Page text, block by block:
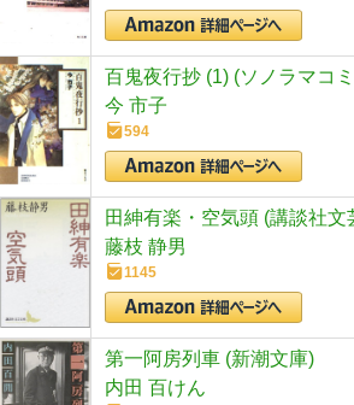
百鬼夜行抄 (1) (ソノラマコ
今 市子
594
田紳有楽・空気頭 (講談社文
藤枝 静男
1145
第一阿房列車 (新潮文庫)
内田 百けん